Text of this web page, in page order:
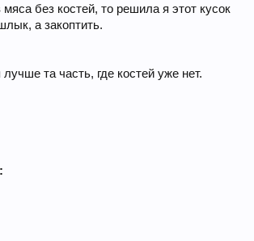
мяса без костей, то решила я этот кусок
а закоптить.
лучше та часть, где костей уже нет.